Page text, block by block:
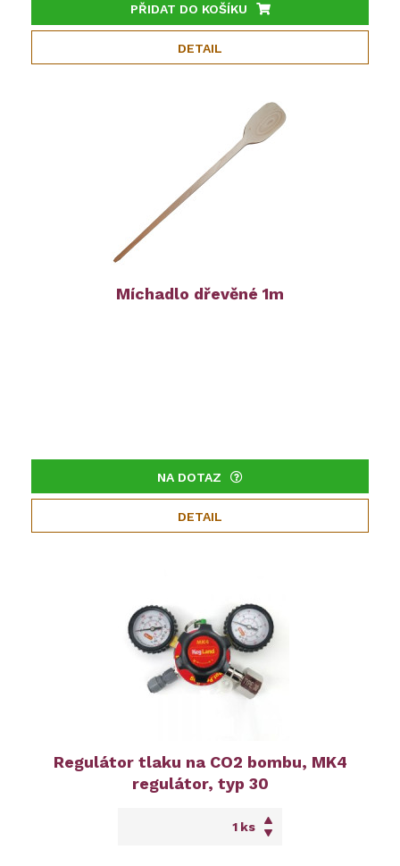
PŘIDAT DO KOŠÍKU
DETAIL
Míchadlo dřevěné 1m
NA DOTAZ
DETAIL
Regulátor tlaku na CO2 bombu, MK4
regulátor, typ 30
ks